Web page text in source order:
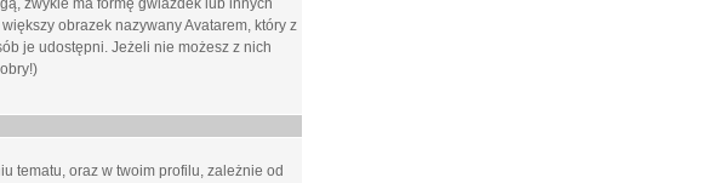
zwykle ma formę gwiazdek lub innych
obrazek nazywany Avatarem, który z
je udostępni. Jeżeli nie możesz z nich
tematu, oraz w twoim profilu, zależnie od